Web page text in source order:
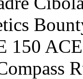
150